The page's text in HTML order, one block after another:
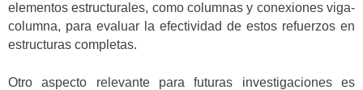
elementos estructurales, como columnas y conexiones viga-
columna, para evaluar la efectividad de estos refuerzos en
estructuras completas.
Otro aspecto relevante para futuras investigaciones es